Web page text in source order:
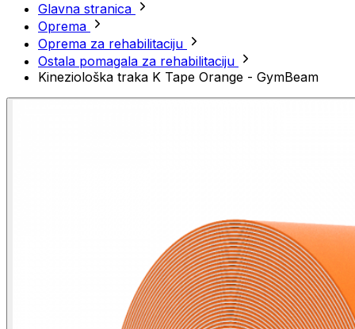
Glavna stranica
Oprema
Oprema za rehabilitaciju
Ostala pomagala za rehabilitaciju
Kineziološka traka K Tape Orange - GymBeam